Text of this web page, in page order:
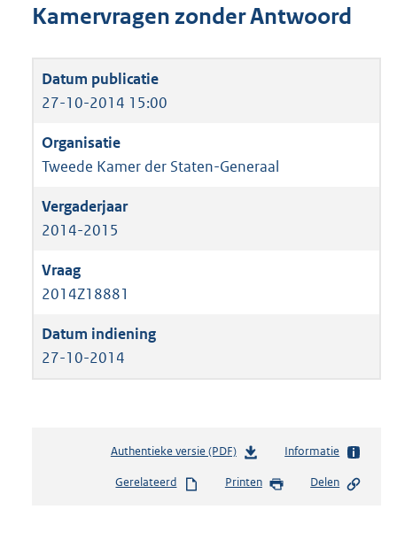
Kamervragen zonder Antwoord
27-10-2014 15:00
Tweede Kamer der Staten-Generaal
2014-2015
2014Z18881
27-10-2014
Authentieke versie (PDF)b
s
Informatie
Gerelateerd Printen Delen